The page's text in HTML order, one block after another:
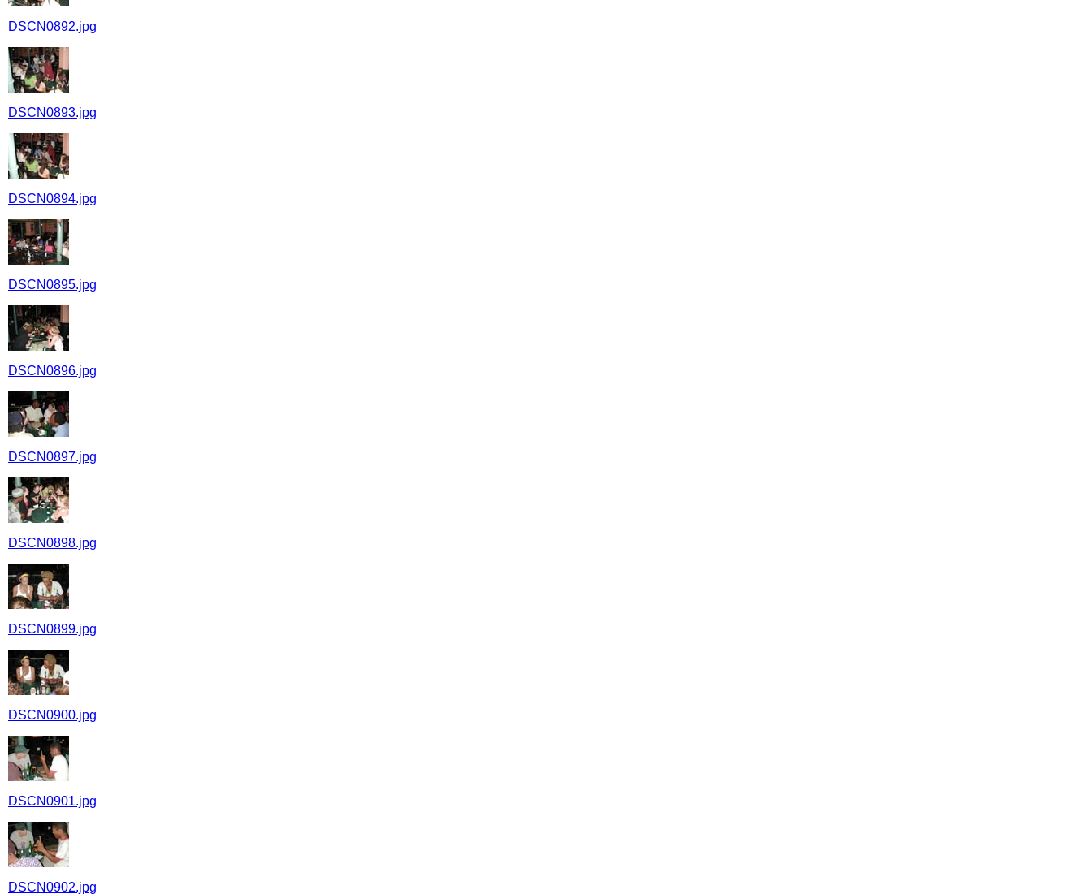
DSCN0892.jpg
DSCN0893.jpg
DSCN0894.jpg
DSCN0895.jpg
DSCN0896.jpg
DSCN0897.jpg
DSCN0898.jpg
DSCN0899.jpg
DSCN0900.jpg
DSCN0901.jpg
DSCN0902.jpg